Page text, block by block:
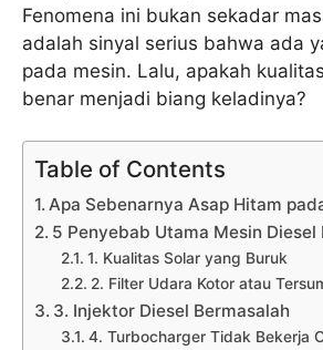
Fenomena ini bukan sekadar
adalah sinyal serius bahwa ada
pada mesin. Lalu, apakah
benar menjadi biang keladinya?
Table of Contents
Apa Sebenarnya Asap Hitam
5 Penyebab Utama Mesin Diesel
1. Kualitas Solar yang Buruk
2. Filter Udara Kotor atau
3. Injektor Diesel Bermasalah
4. Turbocharger Tidak Bekerja